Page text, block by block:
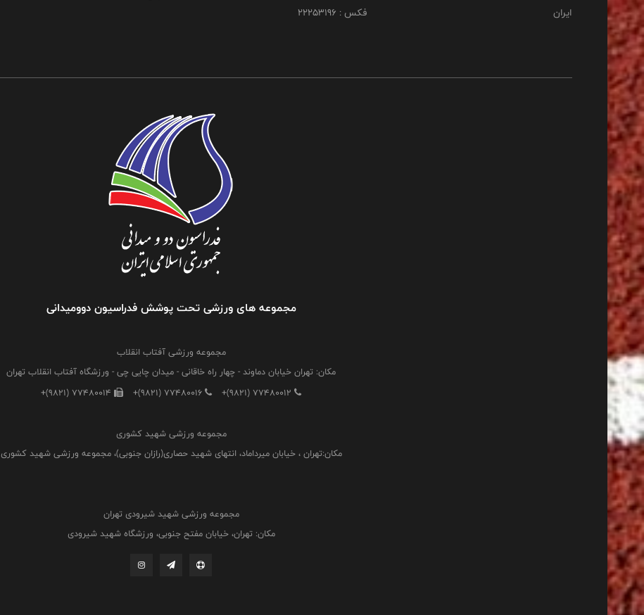
ایران
فکس : 22253196
مجموعه های ورزشی تحت پوشش فدراسیون دوومیدانی
مجموعه ورزشی آفتاب انقلاب
مکان: تهران خیابان دماوند - چهار راه خاقانی - میدان چایی چی - ورزشگاه آفتاب انقلاب تهران
+(9821) 77480012
+(9821) 77480016
+(9821) 77480014
مجموعه ورزشی شهید کشوری
مکان:تهران ، خیابان میرداماد، انتهای شهید حصاری(رازان جنوبی)، مجموعه ورزشی شهید کشوری
مجموعه ورزشی شهید شیرودی تهران
مکان: تهران، خیابان مفتح جنوبی، ورزشگاه شهید شیرودی